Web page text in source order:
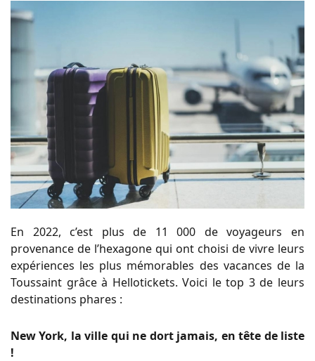
En 2022, c’est plus de 11 000 de voyageurs en
provenance de l’hexagone qui ont choisi de vivre leurs
expériences les plus mémorables des vacances de la
Toussaint grâce à Hellotickets. Voici le top 3 de leurs
destinations phares :
New York, la ville qui ne dort jamais, en tête de liste
!